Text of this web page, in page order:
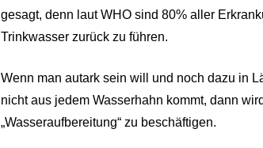
gesagt, denn laut WHO sind 80% aller
Trinkwasser zurück zu führen.
Wenn man autark sein will und noch dazu in
nicht aus jedem Wasserhahn kommt, dann
„Wasseraufbereitung“ zu beschäftigen.